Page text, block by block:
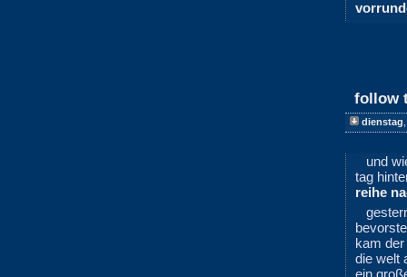
follow
dienstag
und
tag
reihe
kam
die welt
ein